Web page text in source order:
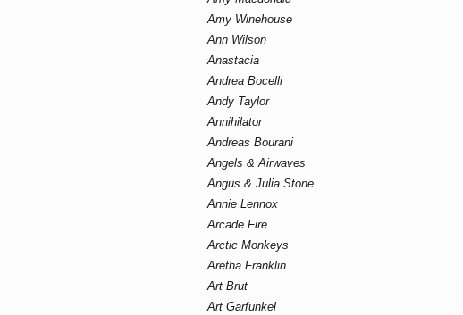
Amy Winehouse
Ann Wilson
Anastacia
Andrea Bocelli
Andy Taylor
Annihilator
Andreas Bourani
Angels & Airwaves
Angus & Julia Stone
Annie Lennox
Arcade Fire
Arctic Monkeys
Aretha Franklin
Art Brut
Art Garfunkel